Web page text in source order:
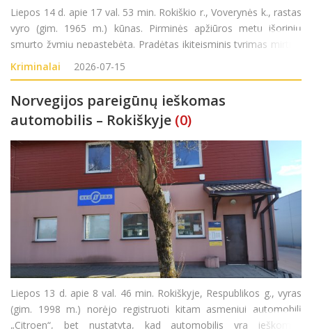
Liepos 14 d. apie 17 val. 53 min. Rokiškio r., Voverynės k., rastas
vyro (gim. 1965 m.) kūnas. Pirminės apžiūros metu išorinių
smurto žymių nepastebėta. Pradėtas ikiteisminis tyrimas mirties
priežasčiai nustatyti.
Kriminalai 2026-07-15
Norvegijos pareigūnų ieškomas
automobilis – Rokiškyje (0)
Liepos 13 d. apie 8 val. 46 min. Rokiškyje, Respublikos g., vyras
(gim. 1998 m.) norėjo registruoti kitam asmeniui automobilį
„Citroen“, bet nustatyta, kad automobilis yra ieškomas